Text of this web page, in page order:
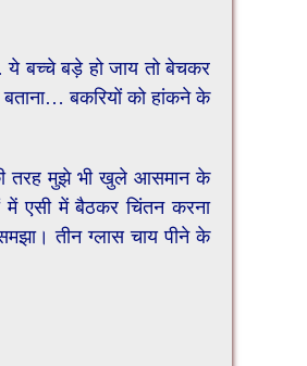
बच्चे बड़े हो जाय तो बेचकर
बकरियों को हांकने के
तरह मुझे भी खुले आसमान के
एसी में बैठकर चिंतन करना
तीन ग्लास चाय पीने के